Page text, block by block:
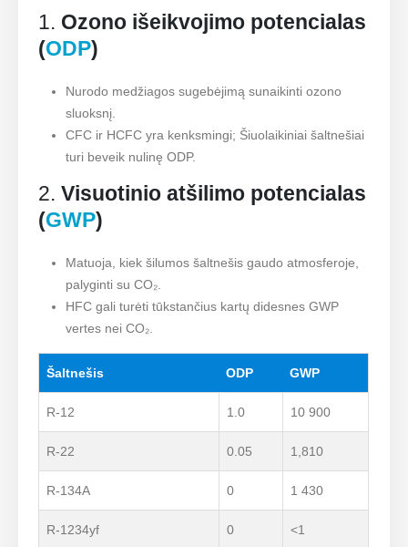
1. Ozono išeikvojimo potencialas
(ODP)
Nurodo medžiagos sugebėjimą sunaikinti ozono
sluoksnį.
CFC ir HCFC yra kenksmingi; Šiuolaikiniai šaltnešiai
turi beveik nulinę ODP.
2.Visuotinio atšilimo potencialas
(GWP)
Matuoja, kiek šilumos šaltnešis gaudo atmosferoje,
palyginti su CO₂.
HFC gali turėti tūkstančius kartų didesnes GWP
vertes nei CO₂.
Šaltnešis ODP GWP
R-12 1.0 10 900
R-22 0.05 1,810
R-134A 0 1 430
R-1234yf 0 <1